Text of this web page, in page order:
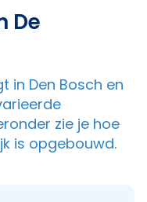
De
in Den Bosch en
zie je hoe
is opgebouwd.